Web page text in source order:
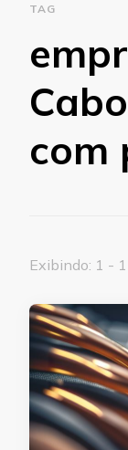
TAG
com
Exibindo: 1 -